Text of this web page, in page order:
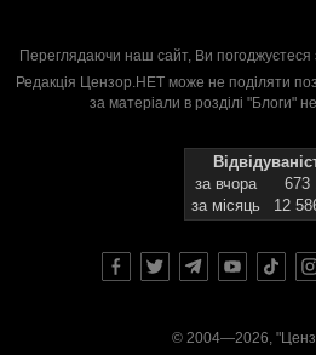
Переглядаючи наш сайт, Ви погоджуєтеся
Редакція Цензор.НЕТ може не поділяти
за матеріали в розділі "Блоги"
за вчора
673
за місяць
12
© 2004—2026,